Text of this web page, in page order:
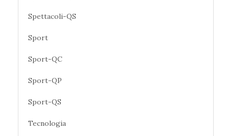
Spettacoli-QS
Sport
Sport-QC
Sport-QP
Sport-QS
Tecnologia